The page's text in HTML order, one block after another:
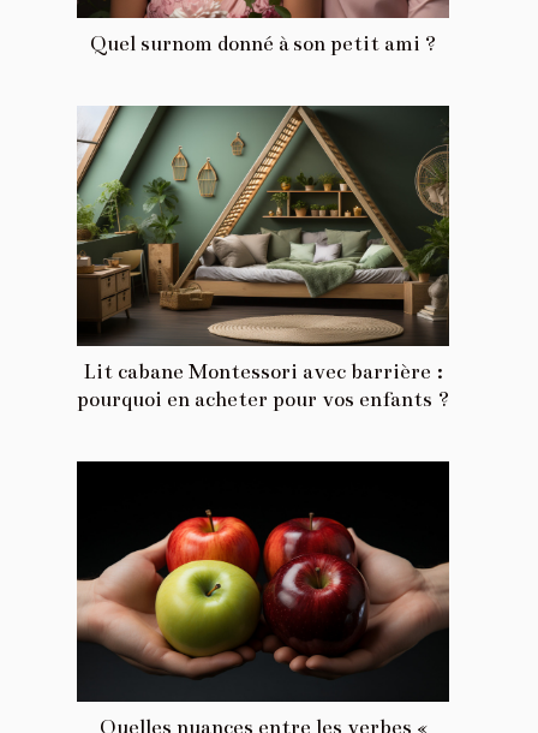
Quel surnom donné à son petit ami ?
Lit cabane Montessori avec barrière :
pourquoi en acheter pour vos enfants ?
Quelles nuances entre les verbes «